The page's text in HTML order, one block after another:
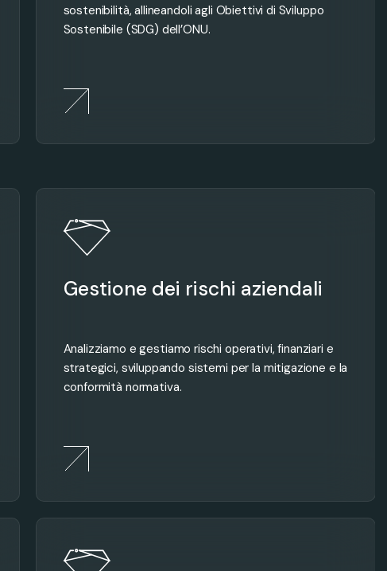
sostenibilità, allineandoli agli Obiettivi di Sviluppo
Sostenibile (SDG) dell’ONU.
Gestione dei rischi aziendali
Analizziamo e gestiamo rischi operativi, finanziari e
strategici, sviluppando sistemi per la mitigazione e la
conformità normativa.